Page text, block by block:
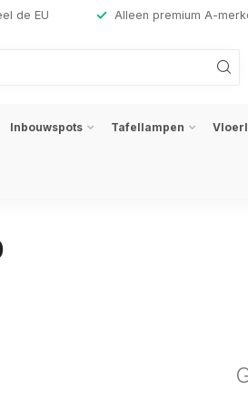
de EU Alleen premium A-
Inbouwspots Tafellampen